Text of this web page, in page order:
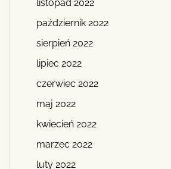
listopad 2022
październik 2022
sierpień 2022
lipiec 2022
czerwiec 2022
maj 2022
kwiecień 2022
marzec 2022
luty 2022